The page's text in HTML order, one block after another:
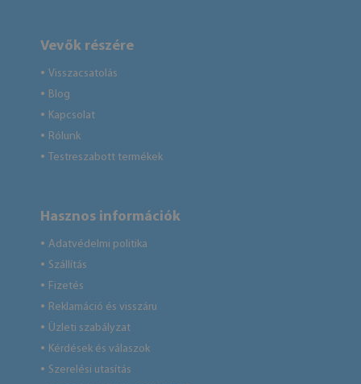
Vevők részére
● Visszacsatolás
● Blog
● Kapcsolat
● Rólunk
● Testreszabott termékek
Hasznos információk
● Adatvédelmi politika
● Szállítás
● Fizetés
● Reklamáció és visszáru
● Üzleti szabályzat
● Kérdések és válaszok
● Szerelési utasítás